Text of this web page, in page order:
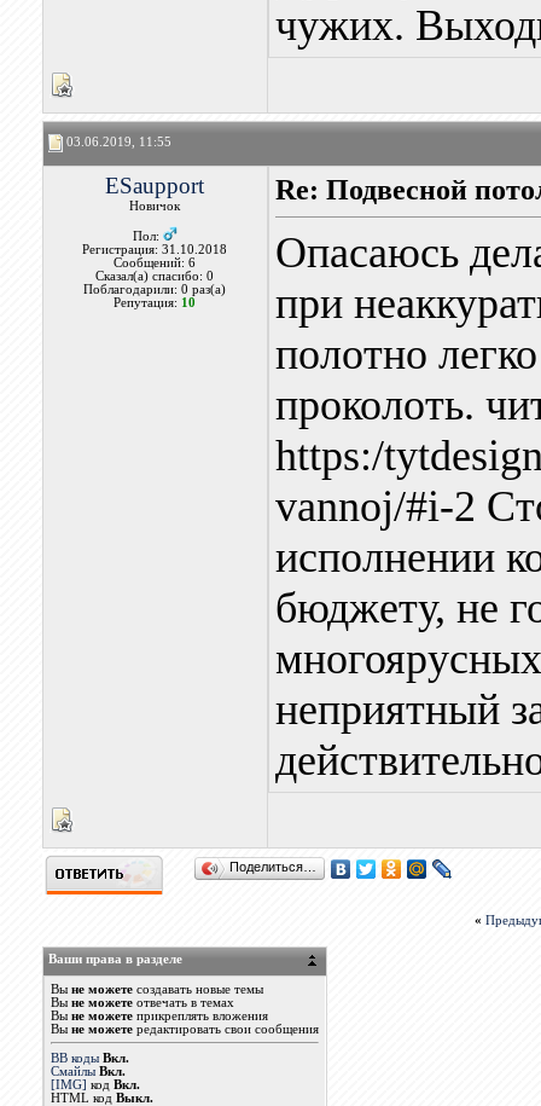
чужих.
03.06.2019, 11:55
ESaupport
Новичок
Пол:
Регистрация: 31.10.2018
Сообщений: 6
Сказал(а) спасибо: 0
Поблагодарили: 0 раз(а)
Репутация: 10
Re: Подвесной
Опасаюсь
при
полотно
проколоть.
https:/
vannoj/#i-2
исполнении
бюджету, не
неприятный
Поделиться…
«
Ваши права в разделе
Вы не можетесоздавать новые темы
Вы не можетеотвечать в темах
Вы не можетеприкреплять вложения
Вы не можетередактировать свои сообщения
BB коды Вкл.
Смайлы Вкл.
[IMG] код Вкл.
HTML код Выкл.